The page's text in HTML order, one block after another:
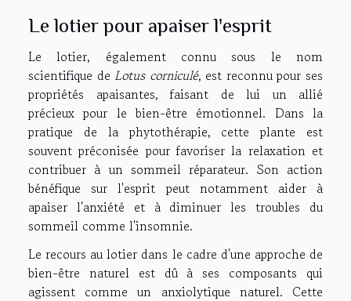
Le lotier pour apaiser l'esprit
Le lotier, également connu sous le nom
scientifique de Lotus corniculé, est reconnu pour ses
propriétés apaisantes, faisant de lui un allié
précieux pour le bien-être émotionnel. Dans la
pratique de la phytothérapie, cette plante est
souvent préconisée pour favoriser la relaxation et
contribuer à un sommeil réparateur. Son action
bénéfique sur l'esprit peut notamment aider à
apaiser l'anxiété et à diminuer les troubles du
sommeil comme l'insomnie.
Le recours au lotier dans le cadre d'une approche de
bien-être naturel est dû à ses composants qui
agissent comme un anxiolytique naturel. Cette